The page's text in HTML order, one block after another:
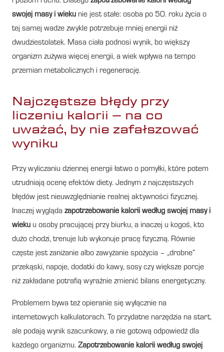
swojej masy i wieku nie jest stałe: osoba po 50. roku życia o
tej samej wadze zwykle potrzebuje mniej energii niż
dwudziestolatek. Masa ciała podnosi wynik, bo większy
organizm zużywa więcej energii, a wiek wpływa na tempo
przemian metabolicznych i regenerację.
Najczęstsze błędy przy
liczeniu kalorii – na co
uważać, by nie zafałszować
wyniku
Przy wyliczaniu dziennej energii łatwo o pomyłki, które potem
utrudniają ocenę efektów diety. Jednym z najczęstszych
błędów jest nieuwzględnianie realnej aktywności fizycznej.
Inaczej wygląda zapotrzebowanie kalorii według swojej masy i
wieku u osoby pracującej przy biurku, a inaczej u kogoś, kto
dużo chodzi, trenuje lub wykonuje pracę fizyczną. Równie
częste jest zaniżanie albo zawyżanie spożycia – „drobne”
przekąski, napoje, dodatki do kawy, sosy czy większe porcje
niż zakładane potrafią wyraźnie zmienić bilans energetyczny.
Problemem bywa też opieranie się wyłącznie na
internetowych kalkulatorach. To przydatne narzędzia na start,
ale podają wynik szacunkowy, a nie gotową odpowiedź dla
każdego organizmu. Zapotrzebowanie kalorii według swojej